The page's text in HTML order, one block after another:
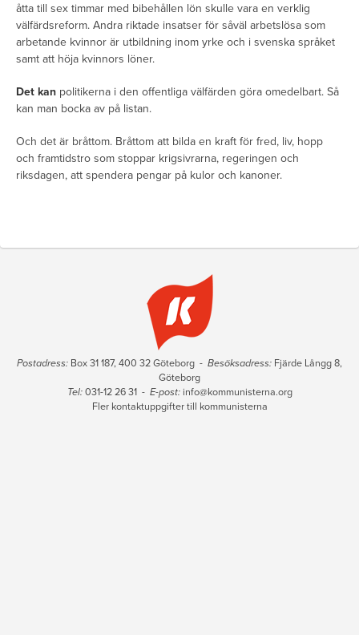
åtta till sex timmar med bibehållen lön skulle vara en verklig
välfärdsreform. Andra riktade insatser för såväl arbetslösa som
arbetande kvinnor är utbildning inom yrke och i svenska språket
samt att höja kvinnors löner.
Det kan politikerna i den offentliga välfärden göra omedelbart. Så
kan man bocka av på listan.
Och det är bråttom. Bråttom att bilda en kraft för fred, liv, hopp
och framtidstro som stoppar krigsivrarna, regeringen och
riksdagen, att spendera pengar på kulor och kanoner.
Postadress: Box 31 187, 400 32 Göteborg - Besöksadress: Fjärde Långg 8,
Göteborg
Tel:031-12 26 31 - E-post: info@kommunisterna.org
Fler kontaktuppgifter till kommunisterna